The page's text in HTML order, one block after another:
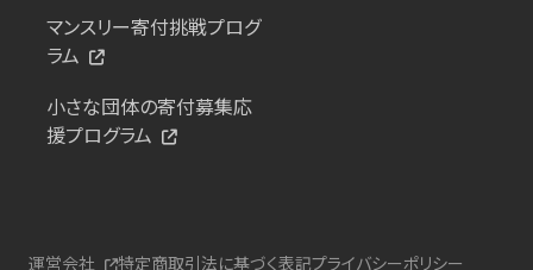
マンスリー寄付挑戦プログ
ラム
小さな団体の寄付募集応
援プログラム
運営会社 特定商取引法に基づく表記プライバシーポリシー